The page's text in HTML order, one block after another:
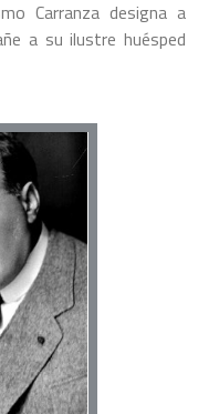
Carranza designa a
a su ilustre huésped